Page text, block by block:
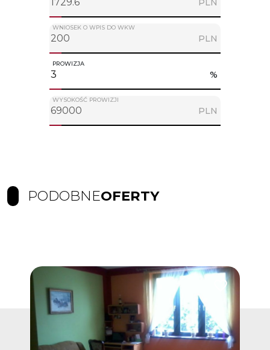
WNIOSEK O WPIS DO WKW
PLN
PROWIZJA
%
WYSOKOŚĆ PROWIZJI
PLN
PODOBNEOFERTY